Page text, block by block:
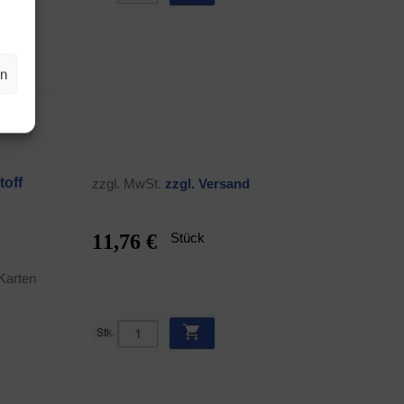
zzgl. MwSt. zzgl. Ver­sand
11,76 € Stück